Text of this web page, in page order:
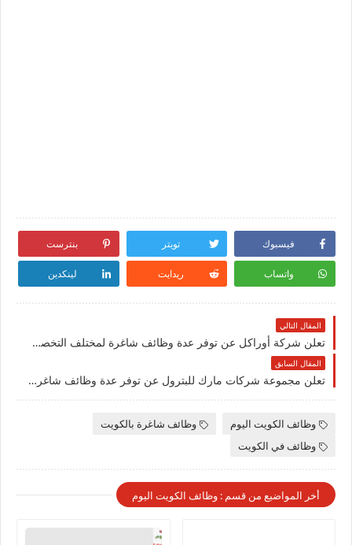
فيسبوك تويتر بنترست
واتساب ريدايت لينكدين
المقال التالي
تعلن شركة أوراكل عن توفر عدة وظائف شاغرة لمختلف التخصصات للرجال والنساء في الكويت
المقال السابق
تعلن مجموعة شركات مارك للبترول عن توفر عدة وظائف شاغرة جديدة في مختلف التخصصات للجنسيين في الكويت
وظائف الكويت اليوم
وظائف شاغرة بالكويت
وظائف في الكويت
أخر المواضيع من قسم : وظائف الكويت اليوم